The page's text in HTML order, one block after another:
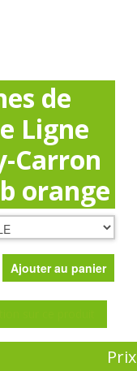
de
Ligne
Carron
orange
Prix